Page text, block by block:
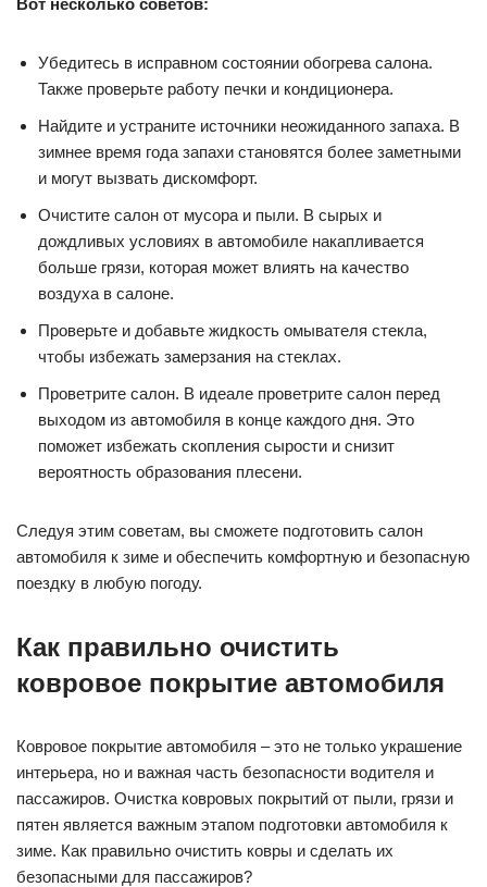
Вот несколько советов:
Убедитесь в исправном состоянии обогрева салона.
Также проверьте работу печки и кондиционера.
Найдите и устраните источники неожиданного запаха. В
зимнее время года запахи становятся более заметными
и могут вызвать дискомфорт.
Очистите салон от мусора и пыли. В сырых и
дождливых условиях в автомобиле накапливается
больше грязи, которая может влиять на качество
воздуха в салоне.
Проверьте и добавьте жидкость омывателя стекла,
чтобы избежать замерзания на стеклах.
Проветрите салон. В идеале проветрите салон перед
выходом из автомобиля в конце каждого дня. Это
поможет избежать скопления сырости и снизит
вероятность образования плесени.
Следуя этим советам, вы сможете подготовить салон
автомобиля к зиме и обеспечить комфортную и безопасную
поездку в любую погоду.
Как правильно очистить
ковровое покрытие автомобиля
Ковровое покрытие автомобиля – это не только украшение
интерьера, но и важная часть безопасности водителя и
пассажиров. Очистка ковровых покрытий от пыли, грязи и
пятен является важным этапом подготовки автомобиля к
зиме. Как правильно очистить ковры и сделать их
безопасными для пассажиров?